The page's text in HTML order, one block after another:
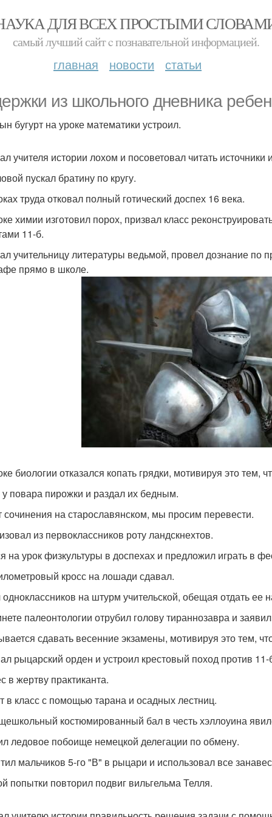
ДЛЯ ВСЕХ ПРОСТЫМИ
самый лучший сайт c познавательной информацией.
главная новости статьи
из школьного дневника
бугурт на уроке математики устроил.
учителя истории лохом и посоветовал читать источники
пускал братину по кругу.
труда отковал полный готический доспех 16 века.
химии изготовил порох, призвал класс
11-б.
учительницу литературы ведьмой, провел дознание по
прямо в школе.
биологии отказался копать грядки, мотивируя это тем,
повара пирожки и раздал их бедным.
на старославянском, мы просим перевести.
из первоклассников роту ландскнехтов.
на урок физкультуры в доспехах и предложил играть в
кросс на лошади сдавал.
на штурм учительской, обещая отдать ее
палеонтологии отрубил голову тираннозавра и
сдавать весенние экзамены, мотивируя это тем,
рыцарский орден и устроил крестовый поход против 11-
в жертву практиканта.
в класс с помощью тарана и осадных лестниц.
костюмированный бал в честь хэллоуина
ледовое побоище немецкой делегации по обмену.
мальчиков 5-го "В" в рыцари и использовал все
попытки повторил подвиг вильгельма Телля.